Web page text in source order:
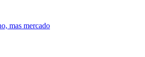
mas mercado